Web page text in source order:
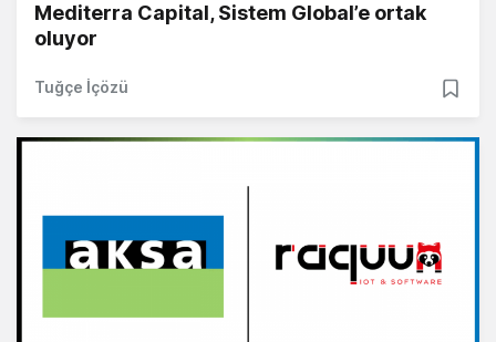
Mediterra Capital, Sistem Global’e ortak
oluyor
Tuğçe İçözü